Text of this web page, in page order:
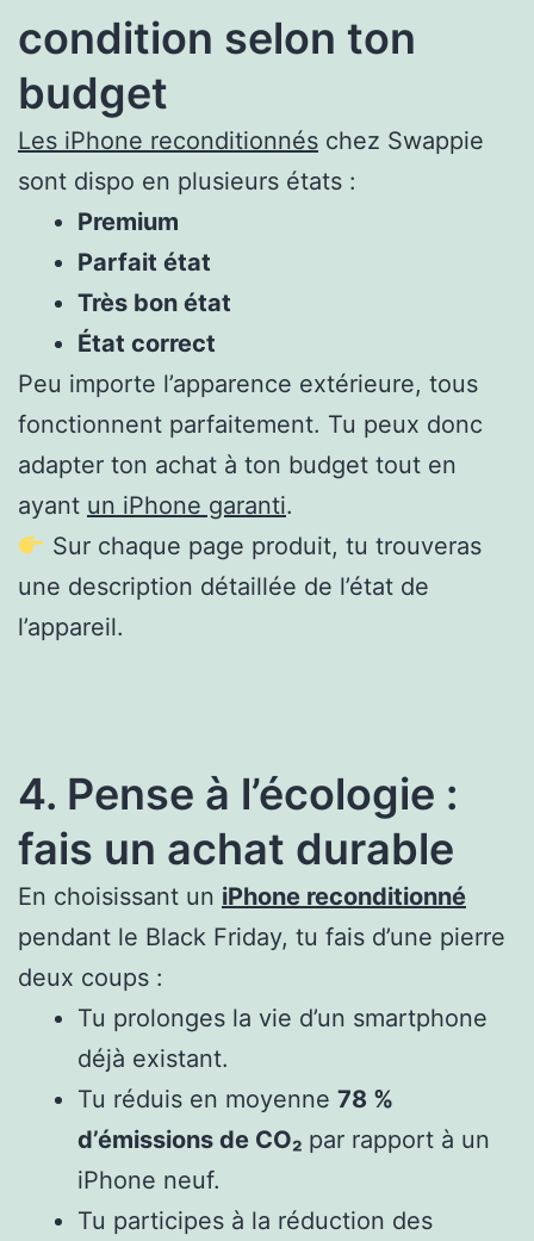
condition selon ton
budget
Les iPhone reconditionnés chez Swappie
sont dispo en plusieurs états :
Premium
Parfait état
Très bon état
État correct
Peu importe l’apparence extérieure, tous
fonctionnent parfaitement. Tu peux donc
adapter ton achat à ton budget tout en
ayant un iPhone garanti.
Sur chaque page produit, tu trouveras
une description détaillée de l’état de
l’appareil.
4. Pense à l’écologie :
fais un achat durable
En choisissant un iPhone reconditionné
pendant le Black Friday, tu fais d’une pierre
deux coups :
Tu prolonges la vie d’un smartphone
déjà existant.
Tu réduis en moyenne 78 %
d’émissions de CO₂ par rapport à un
iPhone neuf.
Tu participes à la réduction des